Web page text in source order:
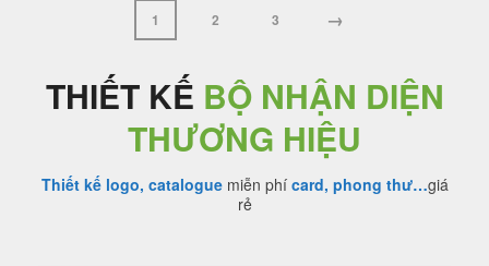
3.500.000 ₫.
1 2 3 →
THIẾT KẾ BỘ NHẬN DIỆN
THƯƠNG HIỆU
Thiết kế logo, cataloguemiễn phí card, phong thư…giá
rẻ